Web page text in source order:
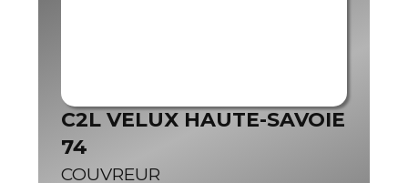
C2L VELUX HAUTE-SAVOIE
74
COUVREUR